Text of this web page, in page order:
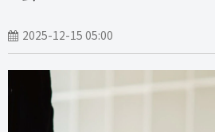
2025-12-15 05:00